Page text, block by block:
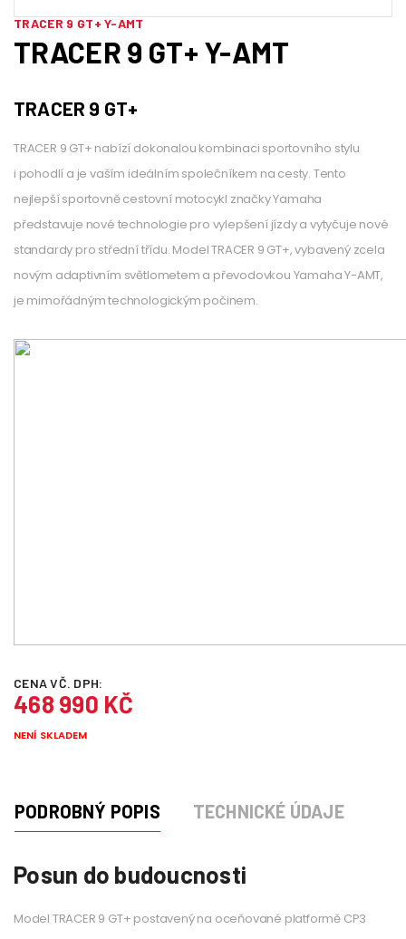
TRACER 9 GT+ Y-AMT
TRACER 9 GT+ Y-AMT
TRACER 9 GT+
TRACER 9 GT+ nabízí dokonalou kombinaci sportovního stylu
i pohodlí a je vaším ideálním společníkem na cesty. Tento
nejlepší sportovně cestovní motocykl značky Yamaha
představuje nové technologie pro vylepšení jízdy a vytyčuje nové
standardy pro střední třídu. Model TRACER 9 GT+, vybavený zcela
novým adaptivním světlometem a převodovkou Yamaha Y-AMT,
je mimořádným technologickým počinem.
CENA VČ. DPH:
468 990 KČ
NENÍ SKLADEM
PODROBNÝ POPIS TECHNICKÉ ÚDAJE
Posun do budoucnosti
Model TRACER 9 GT+ postavený na oceňované platformě CP3